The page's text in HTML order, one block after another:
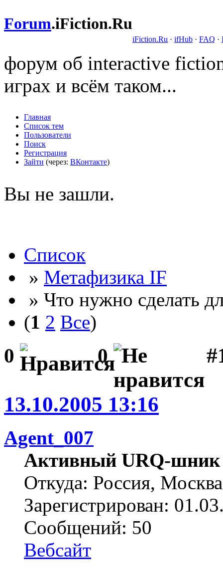
Forum.iFiction.Ru
iFiction.Ru · ifHub · FAQ ·
форум об interactive
играх и всём таком...
Главная
Список тем
Пользователи
Поиск
Регистрация
Зайти (через: ВКонтакте)
Вы не зашли.
Список
» Метафизика IF
» Что нужно сделать
(1 2 Все)
0 0
13.10.2005 13:16
Agent_007
Активный URQ-шник
Откуда: Россия, Москва
Зарегистрирован:
Сообщений: 50
Вебсайт